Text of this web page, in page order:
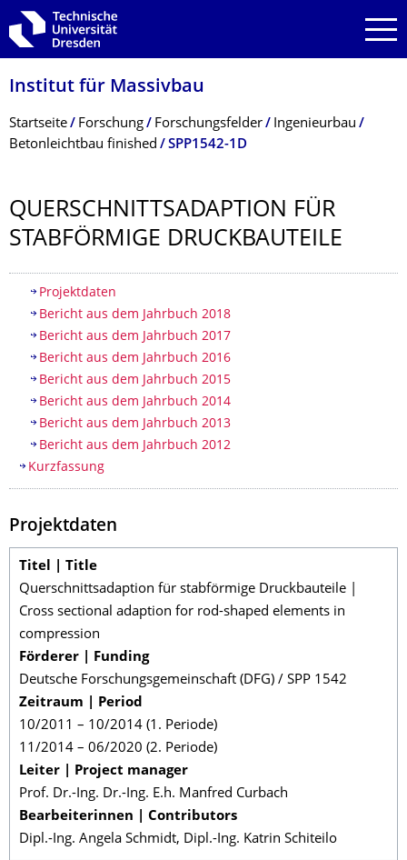
Zur Hauptnavigation springen
Zur Suche springen
Zum Inhalt springen
Institut für Massivbau
Breadcrumb-Menü
Startseite Forschung Forschungsfelder
Ingenieurbau
Betonleichtbau finished
SPP1542-1D
QUERSCHNITTSAD­APTION FÜR
STABFÖRMIGE DRUCKBAUTEILE
Inhaltsverzeichnis
Projektdaten
Bericht aus dem Jahrbuch 2018
Bericht aus dem Jahrbuch 2017
Bericht aus dem Jahrbuch 2016
Bericht aus dem Jahrbuch 2015
Bericht aus dem Jahrbuch 2014
Bericht aus dem Jahrbuch 2013
Bericht aus dem Jahrbuch 2012
Kurzfassung
Projektdaten
Titel | Title
Querschnittsadaption für stabförmige Druckbauteile |
Cross sectional adaption for rod-shaped elements in
compression
Förderer | Funding
Deutsche Forschungsgemeinschaft (DFG) / SPP 1542
Zeitraum | Period
10/2011 – 10/2014 (1. Periode)
11/2014 – 06/2020 (2. Periode)
Leiter | Project manager
Prof. Dr.-Ing. Dr.-Ing. E.h. Manfred Curbach
Bearbeiterinnen | Contributors
Dipl.-Ing. Angela Schmidt, Dipl.-Ing. Katrin Schiteilo